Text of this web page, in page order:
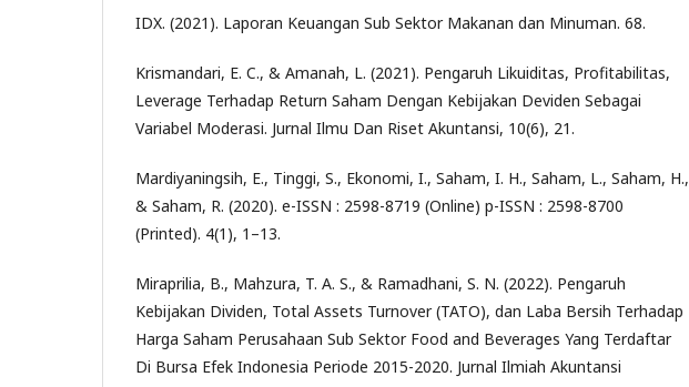
IDX. (2021). Laporan Keuangan Sub Sektor Makanan dan Minuman. 68.
Krismandari, E. C., & Amanah, L. (2021). Pengaruh Likuiditas, Profitabilitas,
Leverage Terhadap Return Saham Dengan Kebijakan Deviden Sebagai
Variabel Moderasi. Jurnal Ilmu Dan Riset Akuntansi, 10(6), 21.
Mardiyaningsih, E., Tinggi, S., Ekonomi, I., Saham, I. H., Saham, L., Saham, H.,
& Saham, R. (2020). e-ISSN : 2598-8719 (Online) p-ISSN : 2598-8700
(Printed). 4(1), 1–13.
Miraprilia, B., Mahzura, T. A. S., & Ramadhani, S. N. (2022). Pengaruh
Kebijakan Dividen, Total Assets Turnover (TATO), dan Laba Bersih Terhadap
Harga Saham Perusahaan Sub Sektor Food and Beverages Yang Terdaftar
Di Bursa Efek Indonesia Periode 2015-2020. Jurnal Ilmiah Akuntansi